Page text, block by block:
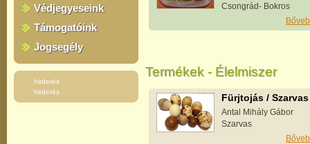
Védjegyeseink
Támogatóink
Jogsegély
hirdetés
hirdetés
Csongrád- Bokros
Termékek - Élelmiszer
Fürjtojás / Szarvas
Antal Mihály Gábor
Szarvas